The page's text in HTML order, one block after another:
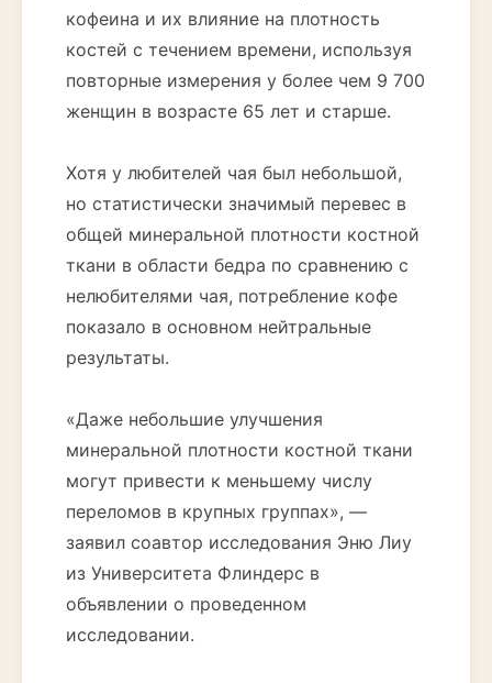
кофеина и их влияние на плотность
костей с течением времени, используя
повторные измерения у более чем 9 700
женщин в возрасте 65 лет и старше.
Хотя у любителей чая был небольшой,
но статистически значимый перевес в
общей минеральной плотности костной
ткани в области бедра по сравнению с
нелюбителями чая, потребление кофе
показало в основном нейтральные
результаты.
«Даже небольшие улучшения
минеральной плотности костной ткани
могут привести к меньшему числу
переломов в крупных группах», —
заявил соавтор исследования Эню Лиу
из Университета Флиндерс в
объявлении о проведенном
исследовании.